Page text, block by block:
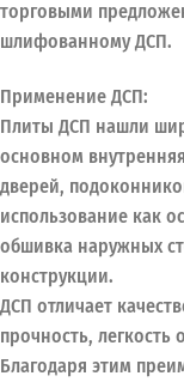
торговыми
шлифованному ДСП.
Применение ДСП:
Плиты ДСП нашли
основном
дверей,
использование как
обшивка наружных
конструкции.
ДСП отличает
прочность,
Благодаря этим